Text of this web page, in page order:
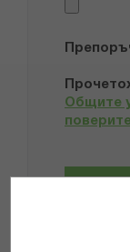
Общите